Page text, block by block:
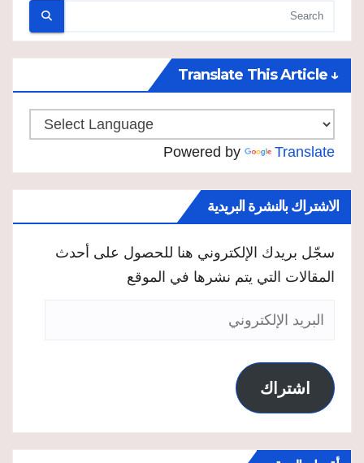
↓ Translate This Article
Powered by Translate
الاشتراك بالنشرة البريدية
سجّل بريدك الإلكتروني هنا للحصول على أحدث
المقالات التي يتم نشرها في الموقع
البريد
اشتراك